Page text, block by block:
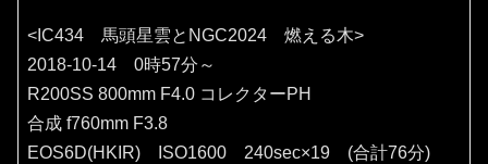
<IC434 馬頭星雲とNGC2024 燃える木>
2018-10-14 0時57分～
R200SS 800mm F4.0 コレクターPH
合成 f760mm F3.8
EOS6D(HKIR) ISO1600 240sec×19 (合計76分)